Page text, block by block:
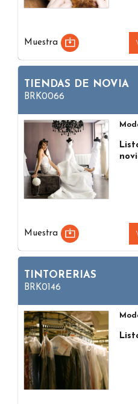
Muestra
TIENDAS DE NOVIA
BRK0066
Muestra
TINTORERIAS
BRK0146